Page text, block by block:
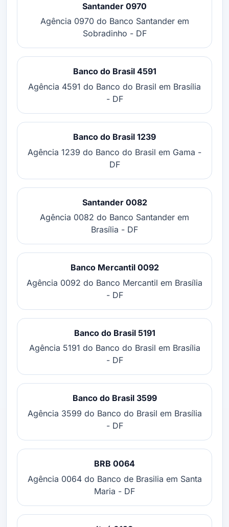
Santander 0970
Agência 0970 do Banco Santander em
Sobradinho - DF
Banco do Brasil 4591
Agência 4591 do Banco do Brasil em Brasília
- DF
Banco do Brasil 1239
Agência 1239 do Banco do Brasil em Gama -
DF
Santander 0082
Agência 0082 do Banco Santander em
Brasília - DF
Banco Mercantil 0092
Agência 0092 do Banco Mercantil em Brasília
- DF
Banco do Brasil 5191
Agência 5191 do Banco do Brasil em Brasília
- DF
Banco do Brasil 3599
Agência 3599 do Banco do Brasil em Brasília
- DF
BRB 0064
Agência 0064 do Banco de Brasilia em Santa
Maria - DF